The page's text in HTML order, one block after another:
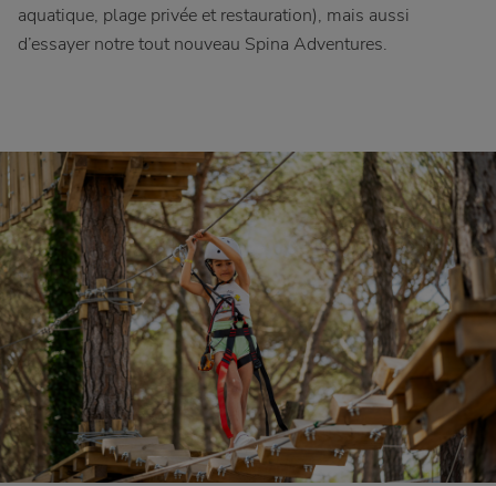
aquatique, plage privée et restauration), mais aussi
d’essayer notre tout nouveau Spina Adventures.